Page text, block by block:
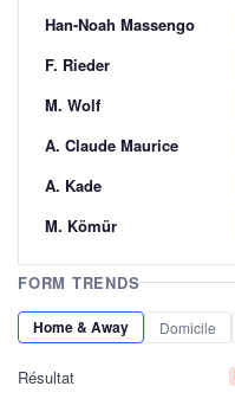
Han-Noah Massengo
F. Rieder
M. Wolf
A. Claude Maurice
A. Kade
M. Kömür
FORM TRENDS
Home & Away Domicile
Résultat